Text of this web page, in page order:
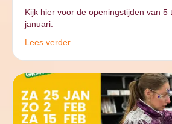
Kijk hier voor de openingstijden van 5
januari.
Lees verder...